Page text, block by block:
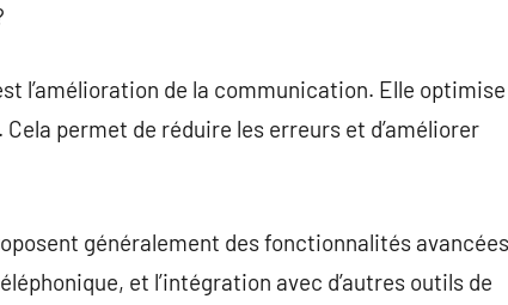
l’amélioration de la communication. Elle optimise
permet de réduire les erreurs et d’améliorer
généralement des fonctionnalités
et l’intégration avec d’autres outils de